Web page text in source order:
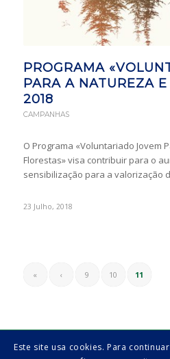
PROGRAMA
PARA A NATUREZA E
2018
CAMPANHAS
O Programa «Voluntariado Jovem
Florestas» visa contribuir para o
sensibilização para a valorização
23 Julho, 2018
« ‹ 9 10 11
© 2017 União de Freguesias de São
Este site usa cookies. Para